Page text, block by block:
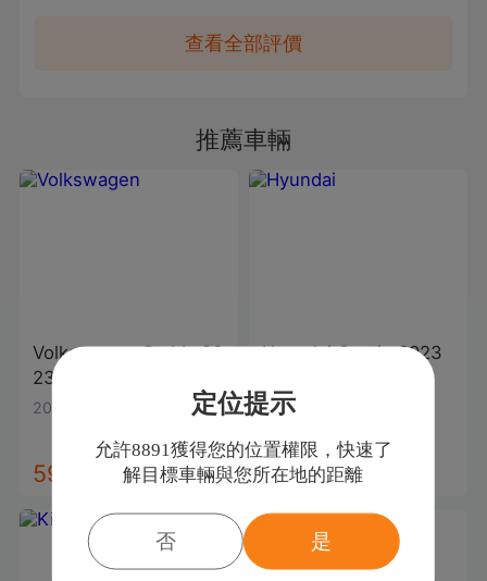
有任何的問題,讓我開的很放心及安心,想
查看全部評價
推薦車輛
Volkswagen Caddy 20
23款
2023年
59.8
Hyundai Custin 2023
2023年
106.8萬
定位提示
允許8891獲得您的位置權限，快速了
解目標車輛與您所在地的距離
否 是